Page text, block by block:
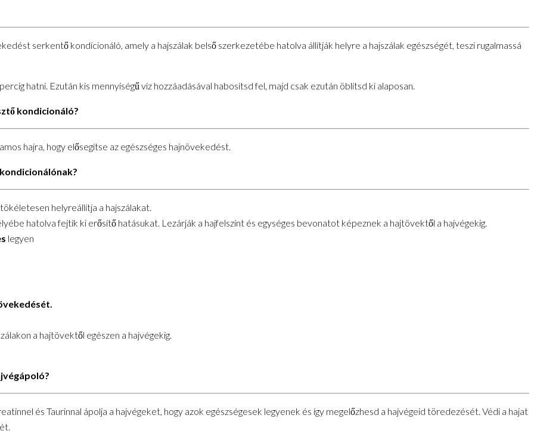
serkentő kondícionáló, amely a hajszálak belső szerkezetébe hatolva állítják helyre a hajszálak egészségét, teszi rugalmassá
hatni. Ezután kis mennyiségű víz hozzáadásával habosítsd fel, majd csak ezután öblítsd ki alaposan.
kondicionáló?
hajra, hogy elősegítse az egészséges hajnövekedést.
helyreállítja a hajszálakat.
hatolva fejtik ki erősítő hatásukat. Lezárják a hajfelszínt és egységes bevonatot képeznek a hajtövektől a hajvégekig.
legyen
a hajtövektől egészen a hajvégekig.
és Taurinnal ápolja a hajvégeket, hogy azok egészségesek legyenek és így megelőzhesd a hajvégeid töredezését. Védi a hajat